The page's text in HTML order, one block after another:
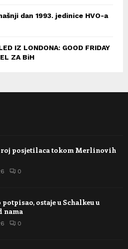
dan 1993. jedinice HVO-a
IZ LONDONA: GOOD FRIDAY
ZA BiH
posjetilaca tokom Merlinovih
0
potpisao, ostaje u Schalkeu u
nama
0